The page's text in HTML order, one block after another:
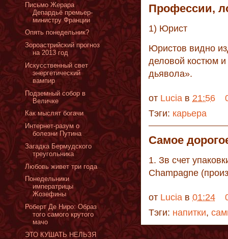
Профессии,
1) Юрист
Юристов видно
деловой костюм
дьявола».
от Lucia в 21:56
Тэги: карьера
Самое
1. Зв счет
Champagne
от Lucia в 01:24
Тэги: напитки,
Письмо Жерара
Депардьё премьер-
министру Франции
Опять понедельник?
Зороастрийский прогноз
на 2013 год
Искусственный свет
энергетический
вампир
Подземный собор в
Величке
Как мыслят богачи
Интернет-разум о
болезни Путина
Загадка Бермудского
треугольника
Любовь живет три года
Понедельники
императрицы
Жозефины
Роберт Де Ниро: Oбраз
того самого крутого
мачо
ЭТО КУШАТЬ НЕЛЬЗЯ